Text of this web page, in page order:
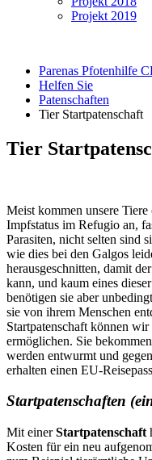
Projekt 2019
Parenas Pfotenhilfe
Helfen Sie
Patenschaften
Tier Startpatenschaft
Tier
Meist kommen unsere
Impfstatus im Refugio an,
Parasiten, nicht selten sind
wie dies bei den Galgos
herausgeschnitten, damit
kann, und kaum eines
benötigen sie aber
sie von ihrem Menschen
Startpatenschaft können
ermöglichen. Sie
werden entwurmt und
erhalten einen EU-
Startpatenschaften
Mit einerStartpatenschaft
Kosten für ein neu